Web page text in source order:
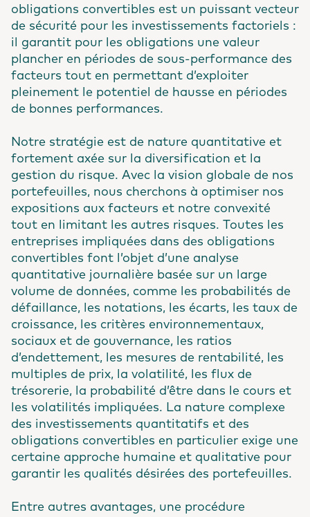
obligations convertibles est un puissant vecteur
de sécurité pour les investissements factoriels :
il garantit pour les obligations une valeur
plancher en périodes de sous-performance des
facteurs tout en permettant d’exploiter
pleinement le potentiel de hausse en périodes
de bonnes performances.
Notre stratégie est de nature quantitative et
fortement axée sur la diversification et la
gestion du risque. Avec la vision globale de nos
portefeuilles, nous cherchons à optimiser nos
expositions aux facteurs et notre convexité
tout en limitant les autres risques. Toutes les
entreprises impliquées dans des obligations
convertibles font l’objet d’une analyse
quantitative journalière basée sur un large
volume de données, comme les probabilités de
défaillance, les notations, les écarts, les taux de
croissance, les critères environnementaux,
sociaux et de gouvernance, les ratios
d’endettement, les mesures de rentabilité, les
multiples de prix, la volatilité, les flux de
trésorerie, la probabilité d’être dans le cours et
les volatilités impliquées. La nature complexe
des investissements quantitatifs et des
obligations convertibles en particulier exige une
certaine approche humaine et qualitative pour
garantir les qualités désirées des portefeuilles.
Entre autres avantages, une procédure